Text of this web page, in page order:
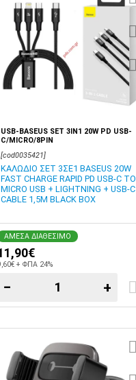
USB-BASEUS SET 3IN1 20W PD USB-
C/MICRO/8PIN
[cod0035421]
ΚΑΛΩΔΙΟ ΣΕΤ 3ΣΕ1 BASEUS 20W
FAST CHARGE RAPID PD USB-C TO
MICRO USB + LIGHTNING + USB-C
CABLE 1,5M BLACK BOX
ΑΜΕΣΑ ΔΙΑΘΕΣΙΜΟ
+ ΦΠΑ 24%
− +